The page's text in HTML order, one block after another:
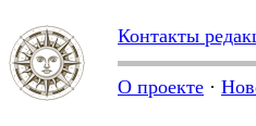
Контакты
О проекте ·